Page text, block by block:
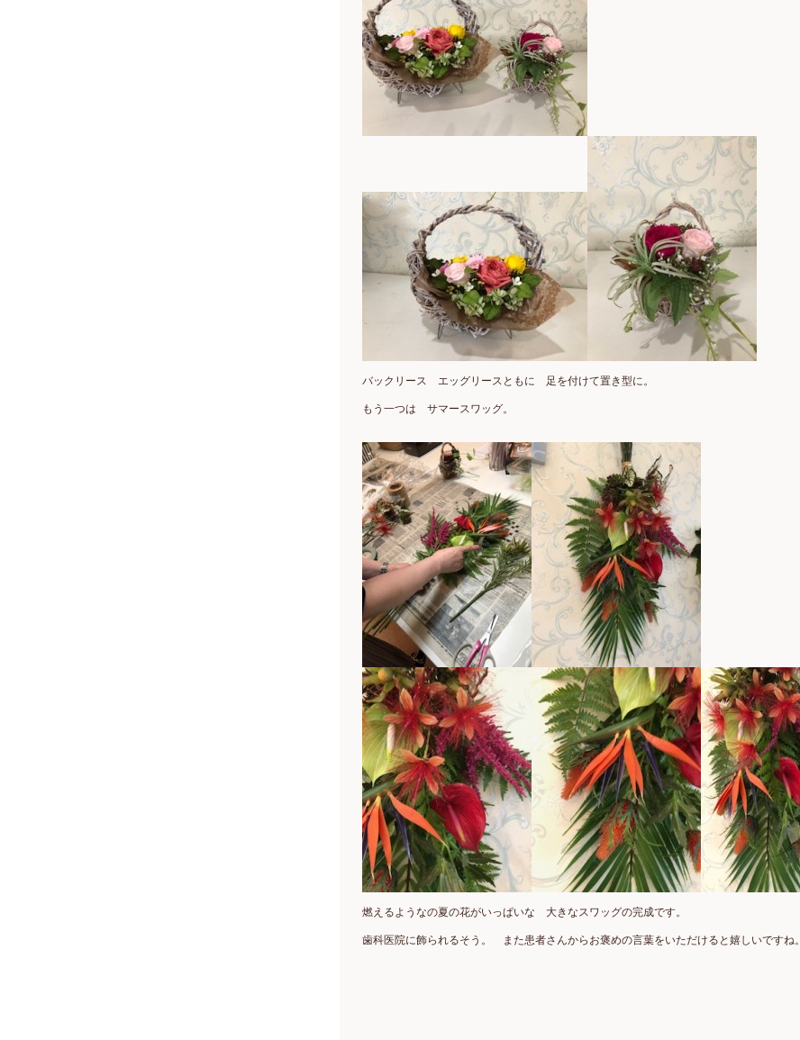
バックリース エッグリースともに 足を付けて置き型に。
もう一つは サマースワッグ。
燃えるようなの夏の花がいっぱいな 大きなスワッグの完成です。
歯科医院に飾られるそう。 また患者さんからお褒めの言葉をいただけると嬉しいですね。